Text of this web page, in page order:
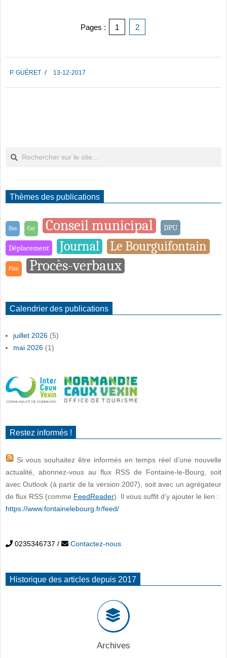
Pages : 1 2
12-
13
P. GUÉRET 13-12-2017
Thèmes des publications
Bus Car Conseil municipal DPU
Déplacement Journal Le Bourguifontain
Plan Procès-verbaux
Calendrier des publications
juillet 2026 (5)
mai 2026 (1)
Restez informés !
Si vous souhaitez être informés en temps réel d’une nouvelle
actualité, abonnez-vous au flux RSS de Fontaine-le-Bourg, soit
avec Outlook (à partir de la version 2007), soit avec un agrégateur
de flux RSS (comme FeedReader). Il vous suffit d’y ajouter le lien :
https://www.fontainelebourg.fr/feed/
0235346737 / Contactez-nous
Historique des articles depuis 2017
Archives